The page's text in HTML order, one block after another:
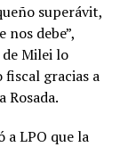
superávit,
nos debe”,
Milei lo
gracias a
Rosada.
a LPO que la